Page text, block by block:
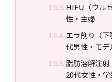
HIFU（ウル
性・主婦
エラ削り（
代男性・モデ
脂肪溶解注射
20代女性・学